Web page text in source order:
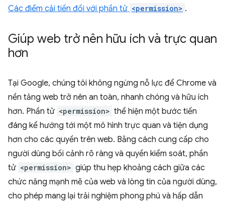
Các điểm cải tiến đối với phần tử <permission> .
Giúp web trở nên hữu ích và trực quan
hơn
Tại Google, chúng tôi không ngừng nỗ lực để Chrome và
nền tảng web trở nên an toàn, nhanh chóng và hữu ích
hơn. Phần tử <permission> thể hiện một bước tiến
đáng kể hướng tới một mô hình trực quan và tiện dụng
hơn cho các quyền trên web. Bằng cách cung cấp cho
người dùng bối cảnh rõ ràng và quyền kiểm soát, phần
tử <permission> giúp thu hẹp khoảng cách giữa các
chức năng mạnh mẽ của web và lòng tin của người dùng,
cho phép mang lại trải nghiệm phong phú và hấp dẫn